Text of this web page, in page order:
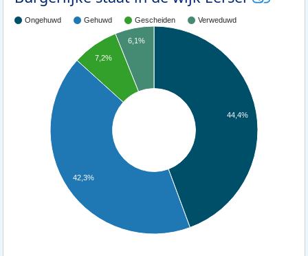
Ongehuwd Gehuwd Gescheiden Verweduwd
44,4%
6,1%
7,2%
42,3%